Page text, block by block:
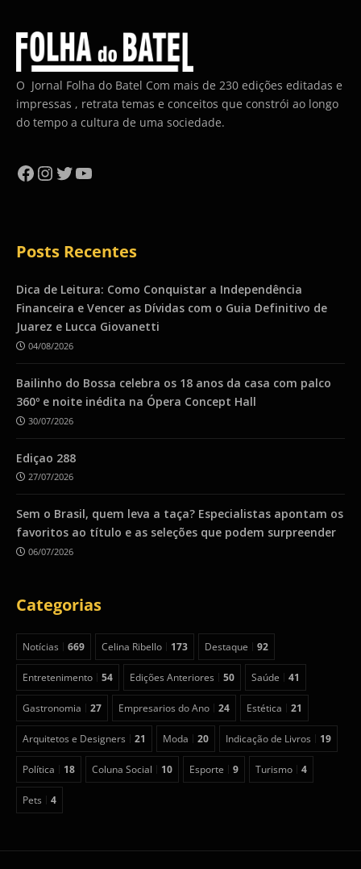
O Jornal Folha do Batel Com mais de 230 edições editadas e
impressas , retrata temas e conceitos que constrói ao longo
do tempo a cultura de uma sociedade.
Facebook
Instagram
Twitter
YouTube
Posts Recentes
Dica de Leitura: Como Conquistar a Independência
Financeira e Vencer as Dívidas com o Guia Definitivo de
Juarez e Lucca Giovanetti
04/08/2026
Bailinho do Bossa celebra os 18 anos da casa com palco
360º e noite inédita na Ópera Concept Hall
30/07/2026
Ediçao 288
27/07/2026
Sem o Brasil, quem leva a taça? Especialistas apontam os
favoritos ao título e as seleções que podem surpreender
06/07/2026
Categorias
Notícias 669 Celina Ribello 173 Destaque 92
Entretenimento 54 Edições Anteriores 50 Saúde 41
Gastronomia 27 Empresarios do Ano 24 Estética 21
Arquitetos e Designers 21 Moda 20 Indicação de Livros 19
Política 18 Coluna Social 10 Esporte 9 Turismo 4
Pets 4